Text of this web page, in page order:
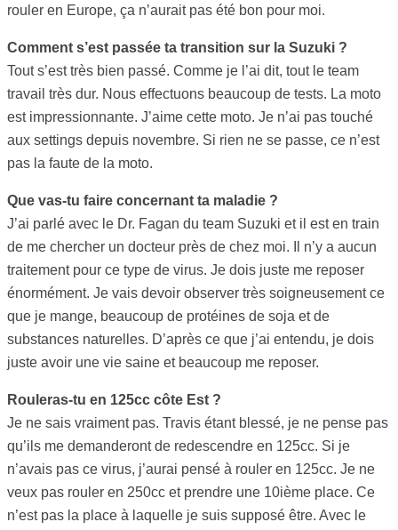
rouler en Europe, ça n’aurait pas été bon pour moi.
Comment s’est passée ta transition sur la Suzuki ?
Tout s’est très bien passé. Comme je l’ai dit, tout le team
travail très dur. Nous effectuons beaucoup de tests. La moto
est impressionnante. J’aime cette moto. Je n’ai pas touché
aux settings depuis novembre. Si rien ne se passe, ce n’est
pas la faute de la moto.
Que vas-tu faire concernant ta maladie ?
J’ai parlé avec le Dr. Fagan du team Suzuki et il est en train
de me chercher un docteur près de chez moi. Il n’y a aucun
traitement pour ce type de virus. Je dois juste me reposer
énormément. Je vais devoir observer très soigneusement ce
que je mange, beaucoup de protéines de soja et de
substances naturelles. D’après ce que j’ai entendu, je dois
juste avoir une vie saine et beaucoup me reposer.
Rouleras-tu en 125cc côte Est ?
Je ne sais vraiment pas. Travis étant blessé, je ne pense pas
qu’ils me demanderont de redescendre en 125cc. Si je
n’avais pas ce virus, j’aurai pensé à rouler en 125cc. Je ne
veux pas rouler en 250cc et prendre une 10ième place. Ce
n’est pas la place à laquelle je suis supposé être. Avec le